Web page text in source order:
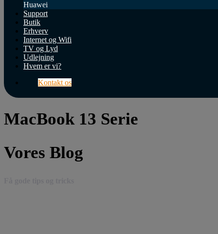
Huawei
Support
Butik
Erhverv
Internet og Wifi
TV og Lyd
Udlejning
Hvem er vi?
Kontakt os
MacBook 13 Serie
Vores Blog